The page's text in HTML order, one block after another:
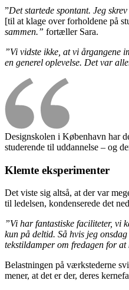
”Det startede spontant. Jeg
[til at klage over forholdene på
sammen.” fortæller Sara.
”Vi vidste ikke, at vi årgangene
en generel oplevelse. Det var
Designskolen i København har
studerende til uddannelse – og
Klemte eksperimenter
Det viste sig altså, at der var
til ledelsen, kondenserede det
”Vi har fantastiske faciliteter, vi
kun på deltid. Så hvis jeg
tekstildamper om fredagen for
Belastningen på værkstederne
mener, at det er der, deres